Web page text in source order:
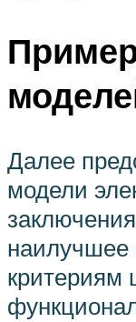
Далее
модели
наилучшее
критериям